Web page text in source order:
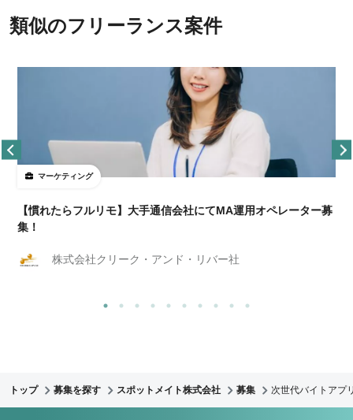
類似のフリーランス案件
マーケティング
【慣れたらフルリモ】大手通信会社にてMA運用オペレーター募
集！
株式会社クリーク・アンド・リバー社
トップ 募集を探す スポットメイト株式会社 募集 次世代バイトアプ